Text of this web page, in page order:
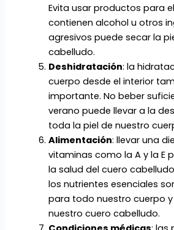
Evita usar productos para
contienen alcohol u otros
agresivos puede secar la
cabelludo.
Deshidratación: la
cuerpo desde el interior
importante. No beber
verano puede llevar a la
toda la piel de nuestro
Alimentación: llevar una
vitaminas como la A y la E
la salud del cuero
los nutrientes esenciales
para todo nuestro cuerpo
nuestro cuero cabelludo.